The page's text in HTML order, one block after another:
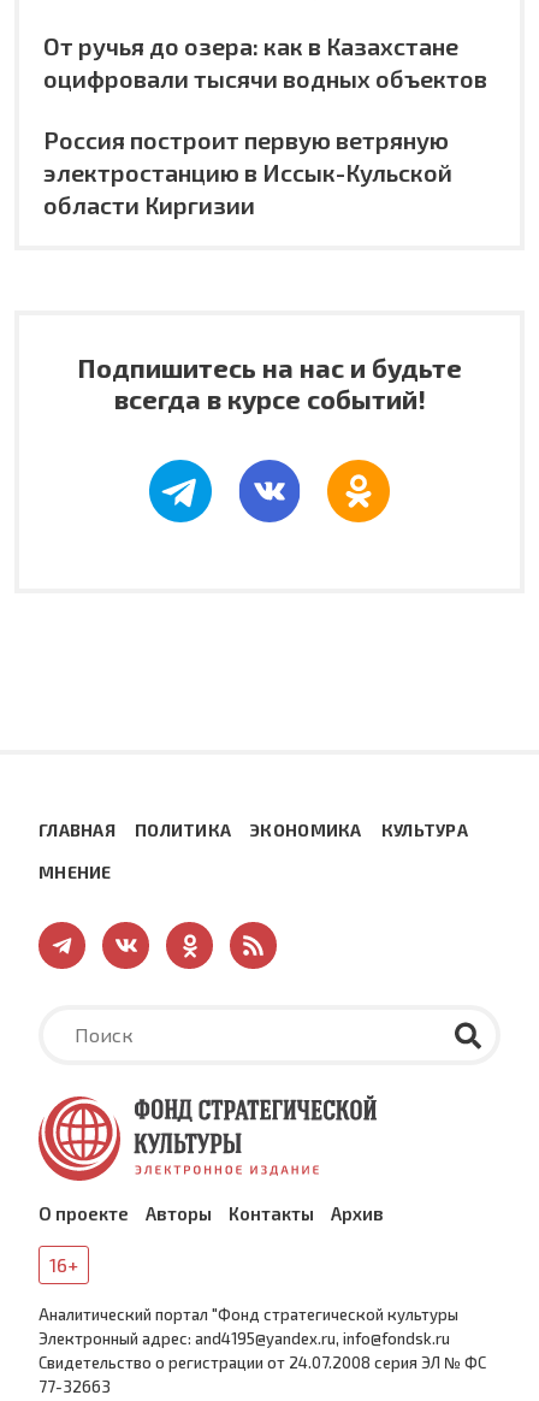
От ручья до озера: как в Казахстане
оцифровали тысячи водных объектов
Россия построит первую ветряную
электростанцию в Иссык-Кульской
области Киргизии
Подпишитесь на нас и будьте
всегда в курсе событий!
ГЛАВНАЯ ПОЛИТИКА ЭКОНОМИКА КУЛЬТУРА
МНЕНИЕ
О проекте Авторы Контакты Архив
16+
Аналитический портал "Фонд стратегической культуры
Электронный адрес: and4195@yandex.ru, info@fondsk.ru
Cвидетельство о регистрации от 24.07.2008 серия ЭЛ № ФС
77-32663